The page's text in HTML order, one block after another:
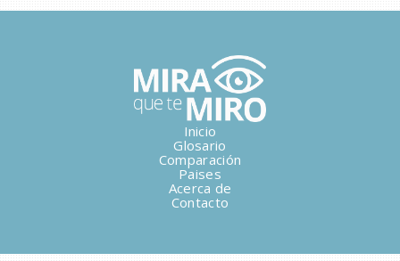
Inicio
Glosario
Comparación
Paises
Acerca de
Contacto